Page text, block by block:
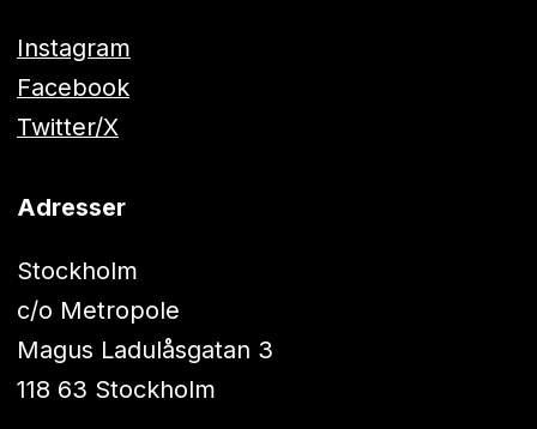
Instagram
Facebook
Twitter/X
Adresser
Stockholm
c/o Metropole
Magus Ladulåsgatan 3
118 63 Stockholm